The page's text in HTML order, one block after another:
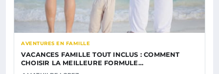
AVENTURES EN FAMILLE
VACANCES FAMILLE TOUT INCLUS : COMMENT
CHOISIR LA MEILLEURE FORMULE…